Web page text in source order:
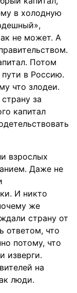
в холодную
не может. А
Потом
в Россию.
что злодеи.
за
капитал
взрослых
Даже не
И никто
же
страну от
ответом, что
потому, что
изверги.
на
люди.